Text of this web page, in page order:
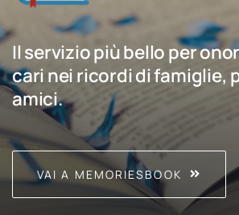
Il servizio più bello per
cari nei ricordi di famiglie,
amici.
VAI A MEMORIESBOOK